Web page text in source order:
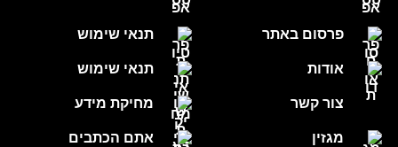
תנאי שימוש
תנאי שימוש
מחיקת מידע
אתם הכתבים
פרסום באתר
אודות
צור קשר
מגזין